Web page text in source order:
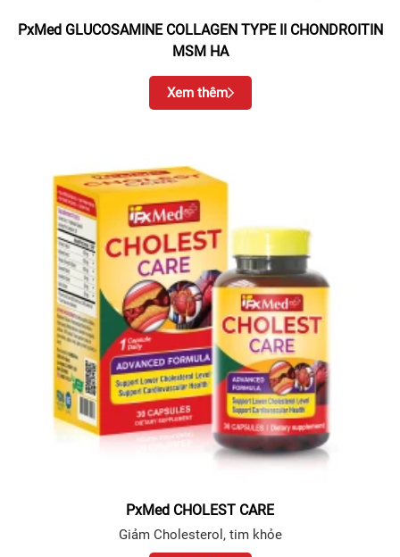
PxMed GLUCOSAMINE COLLAGEN TYPE II CHONDROITIN
MSM HA
Xem thêm
PxMed CHOLEST CARE
Giảm Cholesterol, tim khỏe